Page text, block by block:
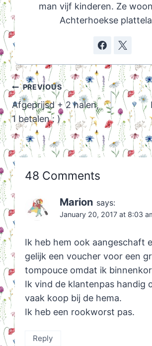
man vijf kinderen. Ze
Achterhoekse
Post
navigation
PREVIOUS
Afgeprijsd + 2 halen,
1 betalen : )
48 Comments
Marion says:
January 20, 2017 at 8:03
Ik heb hem ook aangeschaft
gelijk een voucher voor een
tompouce omdat ik
Ik vind de klantenpas handig
vaak koop bij de hema.
Ik heb een rookworst pas.
Reply